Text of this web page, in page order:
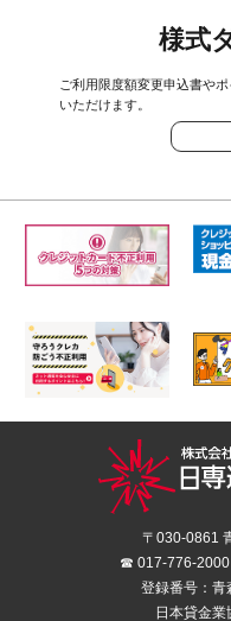
様式
ご利用限度額変更申込書や
いただけます。
〒030-0861
☎ 017-776-2000
登録番号：
日本貸金